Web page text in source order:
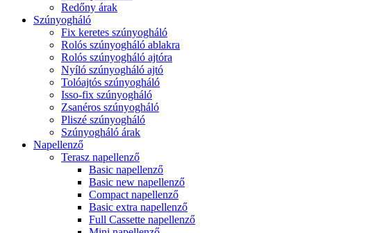
Redőny árak
Szúnyogháló
Fix keretes szúnyogháló
Rolós szúnyogháló ablakra
Rolós szúnyogháló ajtóra
Nyíló szúnyogháló ajtó
Tolóajtós szúnyogháló
Isso-fix szúnyogháló
Zsanéros szúnyogháló
Pliszé szúnyogháló
Szúnyogháló árak
Napellenző
Terasz napellenző
Basic napellenző
Basic new napellenző
Compact napellenző
Basic extra napellenző
Full Cassette napellenző